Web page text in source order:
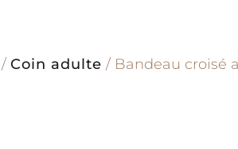
/ Coin adulte / Bandeau croisé